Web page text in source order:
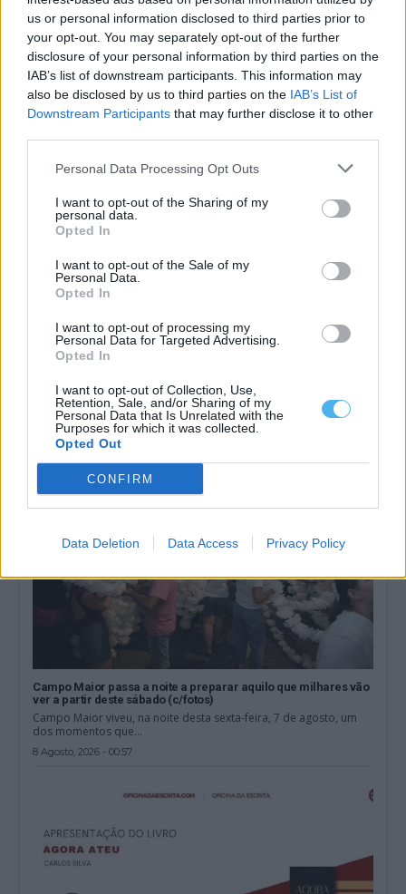
us or personal information disclosed to third parties prior to
your opt-out. You may separately opt-out of the further
disclosure of your personal information by third parties on the
IAB’s list of downstream participants. This information may
also be disclosed by us to third parties on the IAB’s List of
Downstream Participants that may further disclose it to other
Personal Data Processing Opt Outs
I want to opt-out of the Sharing of my
personal data.
Opted In
I want to opt-out of the Sale of my
Personal Data.
Opted In
I want to opt-out of processing my
Personal Data for Targeted Advertising.
Opted In
I want to opt-out of Collection, Use,
Retention, Sale, and/or Sharing of my
Personal Data that Is Unrelated with the
Purposes for which it was collected.
Opted Out
CONFIRM
Data Deletion Data Access Privacy Policy
Festival Internacional de Folclore de Portel recebe Quénia,
Colômbia e Argentina
O XXVIII Festival Internacional de Folclore prossegue este sábado,
8 de agosto, em Portel,...
8 Agosto, 2026 - 11:00
Nuno Vilaranda leva obras sobre família e infância à rádio
Nuno Vilaranda, investigador de doutoramento em Sociologia na
Universidade de Évora e escritor, foi...
8 Agosto, 2026 - 09:30
Campo Maior passa a noite a preparar aquilo que milhares vão
ver a partir deste sábado (c/fotos)
Campo Maior viveu, na noite desta sexta-feira, 7 de agosto, um
dos momentos que...
8 Agosto, 2026 - 00:57